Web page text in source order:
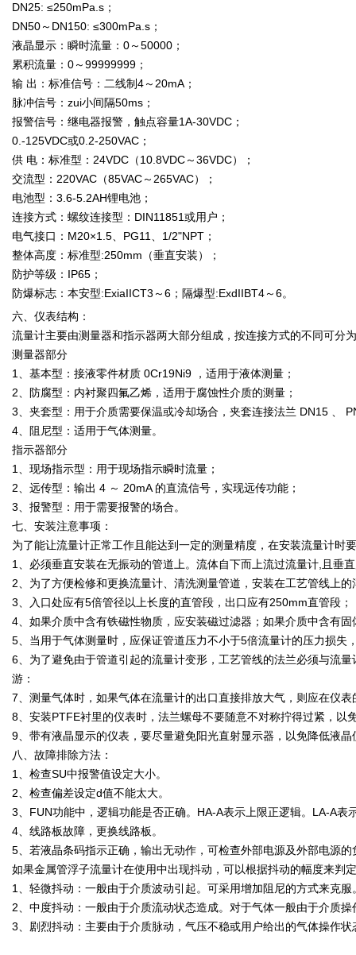
DN25: ≤250mPa.s；
DN50～DN150: ≤300mPa.s；
液晶显示：瞬时流量：0～50000；
累积流量：0～99999999；
输 出：标准信号：二线制4～20mA；
脉冲信号：zui小间隔50ms；
报警信号：继电器报警，触点容量1A-30VDC；
0.-125VDC或0.2-250VAC；
供 电：标准型：24VDC（10.8VDC～36VDC）；
交流型：220VAC（85VAC～265VAC）；
电池型：3.6-5.2AH锂电池；
连接方式：螺纹连接型：DIN11851或用户；
电气接口：M20×1.5、PG11、1/2"NPT；
整体高度：标准型:250mm（垂直安装）；
防护等级：IP65；
防爆标志：本安型:ExiaIICT3～6；隔爆型:ExdIIBT4～6。
六、仪表结构：
流量计主要由测量器和指示器两大部分组成，按连接方式的不同可分
测量器部分
1、基本型：接液零件材质 0Cr19Ni9 ，适用于液体测量；
2、防腐型：内衬聚四氟乙烯，适用于腐蚀性介质的测量；
3、夹套型：用于介质需要保温或冷却场合，夹套连接法兰 DN15 、
4、阻尼型：适用于气体测量。
指示器部分
1、现场指示型：用于现场指示瞬时流量；
2、远传型：输出 4 ～ 20mA 的直流信号，实现远传功能；
3、报警型：用于需要报警的场合。
七、安装注意事项：
为了能让流量计正常工作且能达到一定的测量精度，在安装流量计时
1、必须垂直安装在无振动的管道上。流体自下而上流过流量计,且垂
2、为了方便检修和更换流量计、清洗测量管道，安装在工艺管线上
3、入口处应有5倍管径以上长度的直管段，出口应有250mm直管段；
4、如果介质中含有铁磁性物质，应安装磁过滤器；如果介质中含有
5、当用于气体测量时，应保证管道压力不小于5倍流量计的压力损失
6、为了避免由于管道引起的流量计变形，工艺管线的法兰必须与流
游：
7、测量气体时，如果气体在流量计的出口直接排放大气，则应在仪
8、安装PTFE衬里的仪表时，法兰螺母不要随意不对称拧得过紧，以
9、带有液晶显示的仪表，要尽量避免阳光直射显示器，以免降低液
八、故障排除方法：
1、检查SU中报警值设定大小。
2、检查偏差设定d值不能太大。
3、FUN功能中，逻辑功能是否正确。HA-A表示上限正逻辑。LA-A表
4、线路板故障，更换线路板。
5、若液晶条码指示正确，输出无动作，可检查外部电源及外部电源
如果金属管浮子流量计在使用中出现抖动，可以根据抖动的幅度来
1、轻微抖动：一般由于介质波动引起。可采用增加阻尼的方式来克
2、中度抖动：一般由于介质流动状态造成。对于气体一般由于介质
3、剧烈抖动：主要由于介质脉动，气压不稳或用户给出的气体操作